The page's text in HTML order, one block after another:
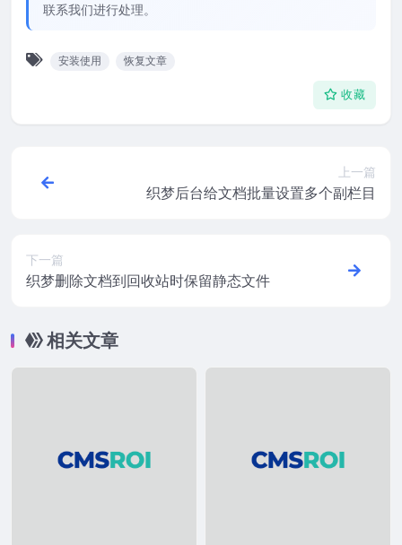
联系我们进行处理。
安装使用 恢复文章
收藏
上一篇
织梦后台给文档批量设置多个副栏目
下一篇
织梦删除文档到回收站时保留静态文件
相关文章